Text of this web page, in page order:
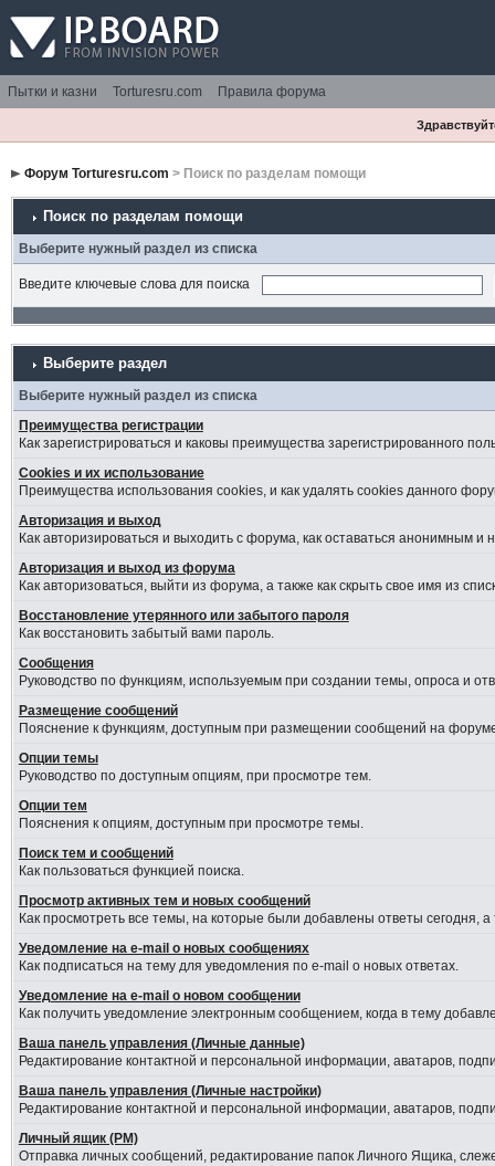
Пытки и казни Torturesru.com Правила форума
Форум Torturesru.com > Поиск по разделам помощи
Поиск по разделам помощи
Выберите нужный раздел из списка
Введите ключевые слова для поиска
Выберите раздел
Выберите нужный раздел из списка
Преимущества регистрации
Как зарегистрироваться и каковы преимущества зарегистрированного
Cookies и их использование
Преимущества использования cookies, и как удалять cookies данного
Авторизация и выход
Как авторизироваться и выходить с форума, как оставаться анонимным
Авторизация и выход из форума
Как авторизоваться, выйти из форума, а также как скрыть свое имя из
Восстановление утерянного или забытого пароля
Как восстановить забытый вами пароль.
Сообщения
Руководство по функциям, используемым при создании темы, опроса и
Размещение сообщений
Пояснение к функциям, доступным при размещении сообщений на
Опции темы
Руководство по доступным опциям, при просмотре тем.
Опции тем
Пояснения к опциям, доступным при просмотре темы.
Поиск тем и сообщений
Как пользоваться функцией поиска.
Просмотр активных тем и новых сообщений
Как просмотреть все темы, на которые были добавлены ответы сегодня,
Уведомление на e-mail о новых сообщениях
Как подписаться на тему для уведомления по e-mail о новых ответах.
Уведомление на е-mail о новом сообщении
Как получить уведомление электронным сообщением, когда в тему
Ваша панель управления (Личные данные)
Редактирование контактной и персональной информации, аватаров,
Ваша панель управления (Личные настройки)
Редактирование контактной и персональной информации, аватаров,
Личный ящик (PM)
Отправка личных сообщений, редактирование папок Личного Ящика,